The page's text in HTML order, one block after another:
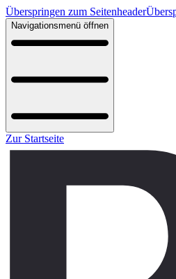
Überspringen zum Seitenheader
Navigationsmenü öffnen
Zur Startseite